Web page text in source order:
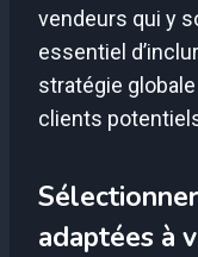
vendeurs qui y
essentiel
stratégie
clients
adaptées à